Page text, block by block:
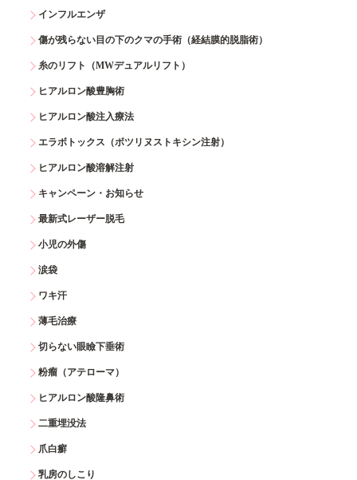
インフルエンザ
傷が残らない目の下のクマの手術（経結膜的脱脂術）
糸のリフト（MWデュアルリフト）
ヒアルロン酸豊胸術
ヒアルロン酸注入療法
エラボトックス（ボツリヌストキシン注射）
ヒアルロン酸溶解注射
キャンペーン・お知らせ
最新式レーザー脱毛
小児の外傷
涙袋
ワキ汗
薄毛治療
切らない眼瞼下垂術
粉瘤（アテローマ）
ヒアルロン酸隆鼻術
二重埋没法
爪白癬
乳房のしこり